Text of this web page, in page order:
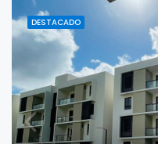
DESTACADO